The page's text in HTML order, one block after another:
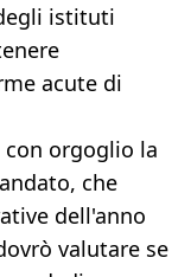
istituti
acute di
con orgoglio la
che
dell'anno
valutare se